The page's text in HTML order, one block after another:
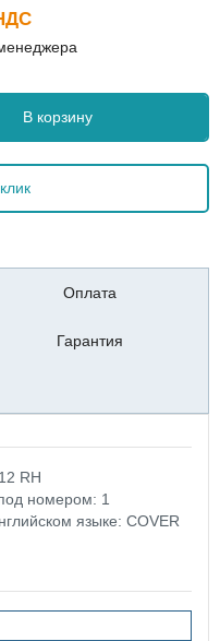
В корзину
Оплата
Гарантия
RH
номером: 1
языке: COVER